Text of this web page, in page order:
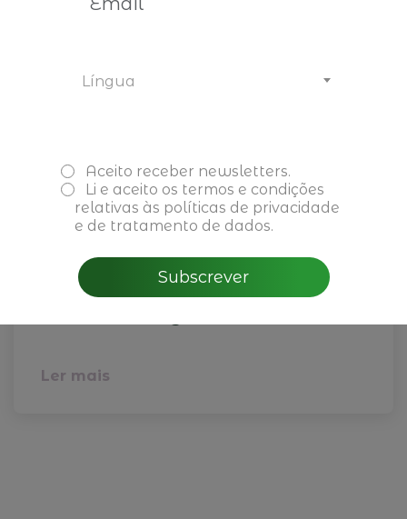
04 de fevereiro de 2026
CBRE - Perspectivas do
Mercado Imobiliário para
Ler mais
Língua
Aceito receber newsletters.
Li e aceito os termos e condições
relativas às políticas de privacidade
e de tratamento de dados.
Subscrever